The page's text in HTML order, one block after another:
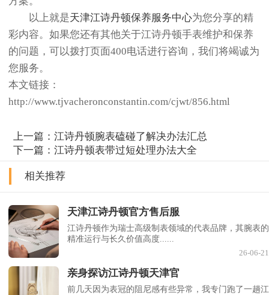
以上就是天津江诗丹顿保养服务中心为您分享的精
彩内容。如果您还有其他关于江诗丹顿手表维护和保养
的问题，可以拨打页面400电话进行咨询，我们将竭诚为
您服务。
本文链接：
http://www.tjvacheronconstantin.com/cjwt/856.html
上一篇：江诗丹顿腕表磕碰了解决办法汇总
下一篇：江诗丹顿表带过短处理办法大全
相关推荐
天津江诗丹顿官方售后服
江诗丹顿作为瑞士高级制表领域的代表品牌，其腕表的
精准运行与长久价值高度......
26-06-21
亲身探访江诗丹顿天津官
前几天因为表冠的阻尼感有些异常，我专门跑了一趟江